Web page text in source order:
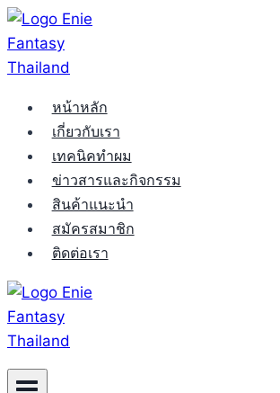
Skip
to
content
หน้าหลัก
เกี่ยวกับเรา
เทคนิคทำผม
ข่าวสารและกิจกรรม
สินค้าแนะนำ
สมัครสมาชิก
ติดต่อเรา